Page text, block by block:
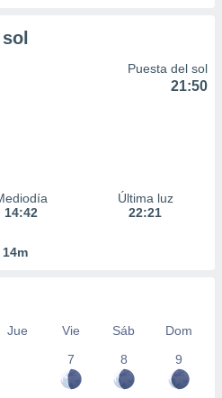
Puesta del sol
21:50
14:42
Última luz
22:21
Jue Vie Sáb
Dom
7
8 9